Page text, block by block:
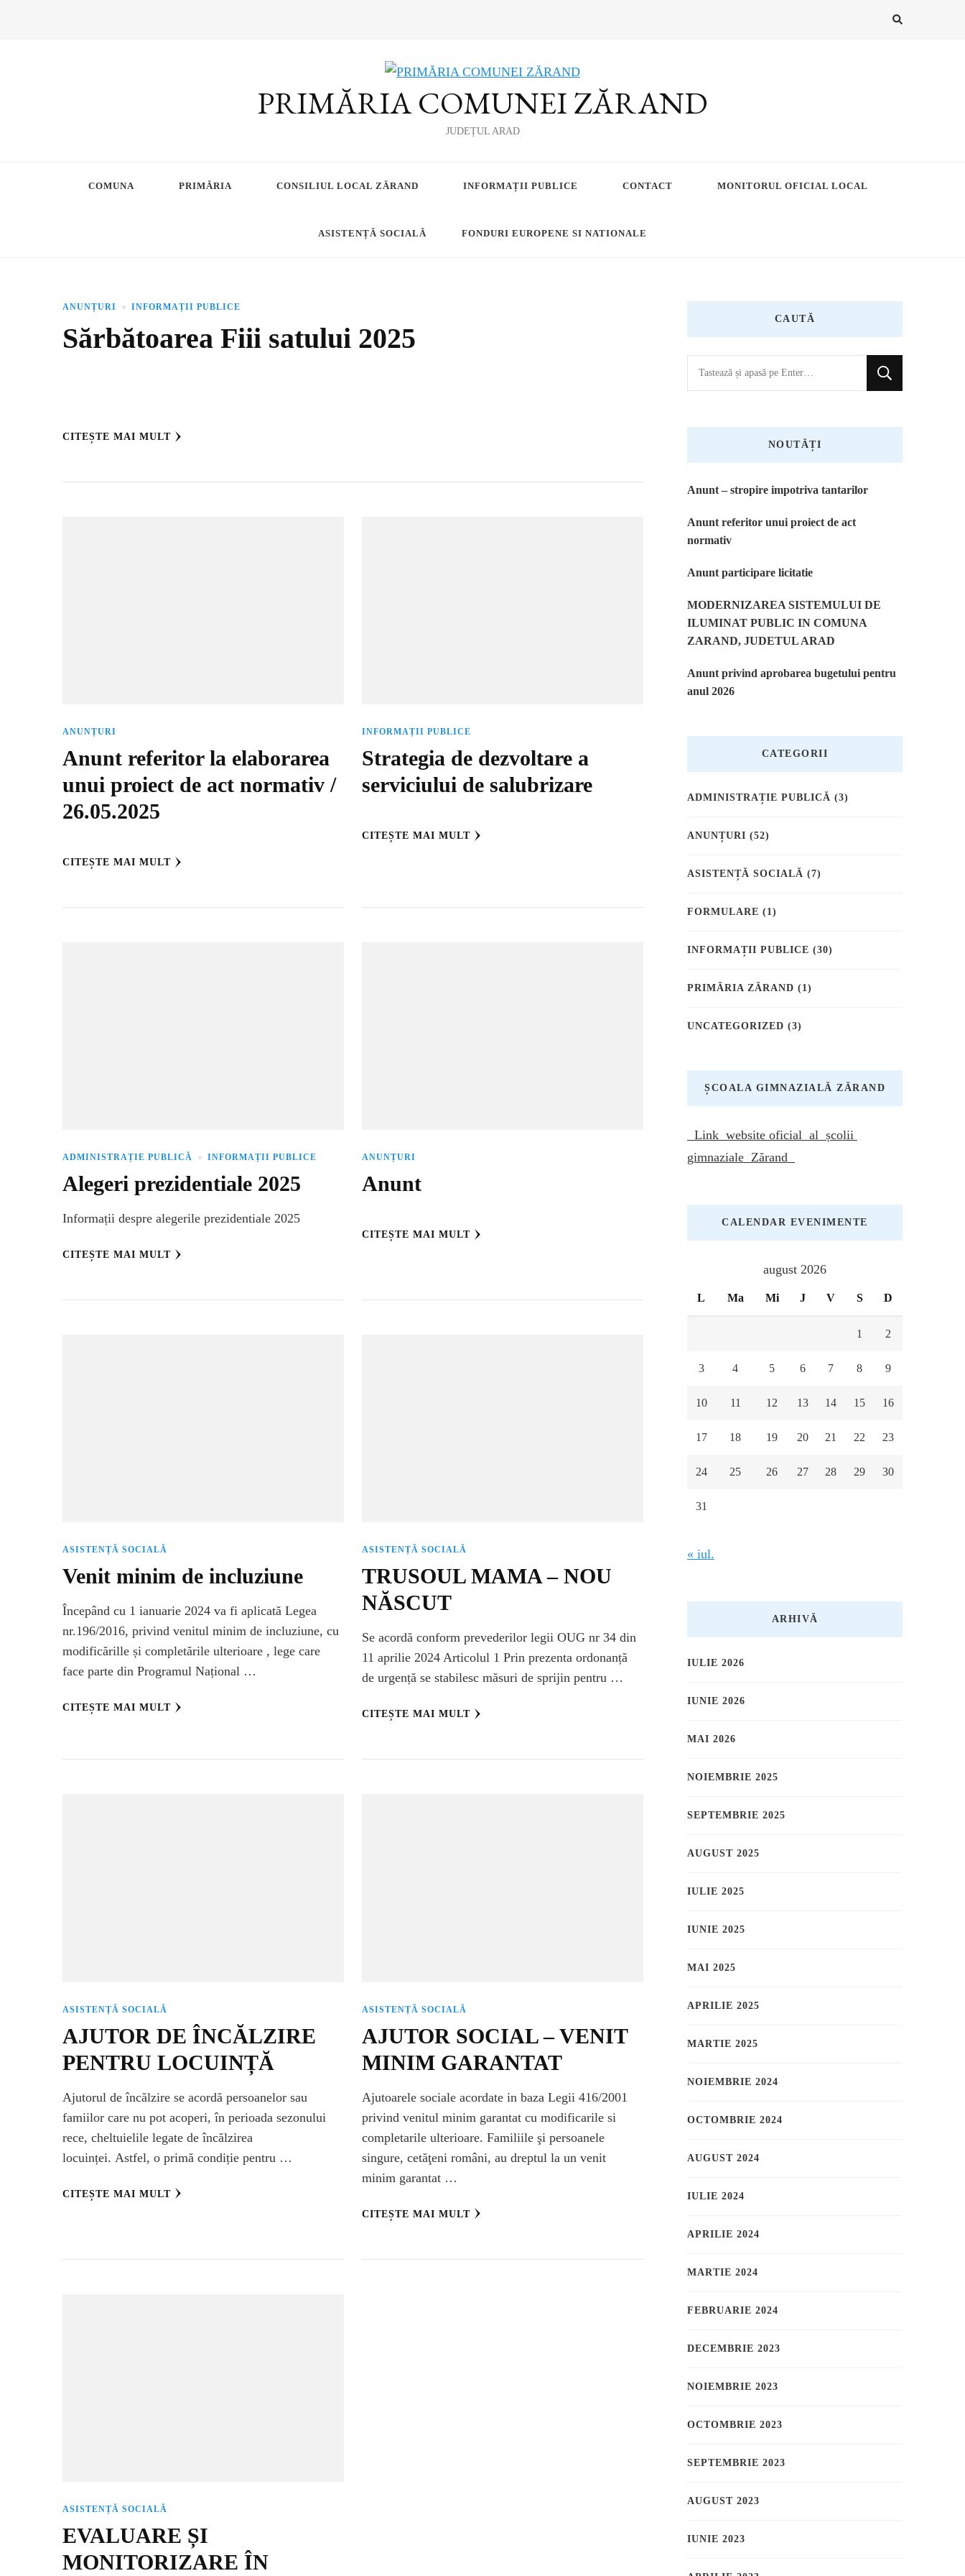
PRIMĂRIA COMUNEI ZĂRAND
JUDEȚUL ARAD
COMUNA PRIMĂRIA CONSILIUL LOCAL ZĂRAND INFORMAȚII PUBLICE CONTACT MONITORUL OFICIAL LOCAL
ASISTENȚĂ SOCIALĂ FONDURI EUROPENE SI NATIONALE
ANUNȚURI INFORMAȚII PUBLICE
Sărbătoarea Fiii satului 2025
CITEȘTE MAI MULT
ANUNȚURI
Anunt referitor la elaborarea
unui proiect de act normativ /
26.05.2025
CITEȘTE MAI MULT
INFORMAȚII PUBLICE
Strategia de dezvoltare a
serviciului de salubrizare
CITEȘTE MAI MULT
ADMINISTRAȚIE PUBLICĂ INFORMAȚII PUBLICE
Alegeri prezidentiale 2025
Informații despre alegerile prezidentiale 2025
CITEȘTE MAI MULT
ANUNȚURI
Anunt
CITEȘTE MAI MULT
ASISTENȚĂ SOCIALĂ
Venit minim de incluziune
Începând cu 1 ianuarie 2024 va fi aplicată Legea
nr.196/2016, privind venitul minim de incluziune, cu
modificărille și completările ulterioare , lege care
face parte din Programul Național …
CITEȘTE MAI MULT
ASISTENȚĂ SOCIALĂ
TRUSOUL MAMA – NOU
NĂSCUT
Se acordă conform prevederilor legii OUG nr 34 din
11 aprilie 2024 Articolul 1 Prin prezenta ordonanță
de urgență se stabilesc măsuri de sprijin pentru …
CITEȘTE MAI MULT
ASISTENȚĂ SOCIALĂ
AJUTOR DE ÎNCĂLZIRE
PENTRU LOCUINȚĂ
Ajutorul de încălzire se acordă persoanelor sau
famiilor care nu pot acoperi, în perioada sezonului
rece, cheltuielile legate de încălzirea
locuinței. Astfel, o primă condiție pentru …
CITEȘTE MAI MULT
ASISTENȚĂ SOCIALĂ
AJUTOR SOCIAL – VENIT
MINIM GARANTAT
Ajutoarele sociale acordate in baza Legii 416/2001
privind venitul minim garantat cu modificarile si
completarile ulterioare. Familiile şi persoanele
singure, cetăţeni români, au dreptul la un venit
minim garantat …
CITEȘTE MAI MULT
ASISTENȚĂ SOCIALĂ
EVALUARE ȘI
MONITORIZARE ÎN
CAUTĂ
Cauți
ceva?
NOUTĂȚI
Anunt – stropire impotriva tantarilor
Anunt referitor unui proiect de act
normativ
Anunt participare licitatie
MODERNIZAREA SISTEMULUI DE
ILUMINAT PUBLIC IN COMUNA
ZARAND, JUDETUL ARAD
Anunt privind aprobarea bugetului pentru
anul 2026
CATEGORII
ADMINISTRAȚIE PUBLICĂ (3)
ANUNȚURI (52)
ASISTENȚĂ SOCIALĂ (7)
FORMULARE (1)
INFORMAȚII PUBLICE (30)
PRIMĂRIA ZĂRAND (1)
UNCATEGORIZED (3)
ȘCOALA GIMNAZIALĂ ZĂRAND
Link website oficial al școlii
gimnaziale Zărand
CALENDAR EVENIMENTE
august 2026
L Ma Mi J V S D
1 2
3 4 5 6 7 8 9
10 11 12 13 14 15 16
17 18 19 20 21 22 23
24 25 26 27 28 29 30
31
« iul.
ARHIVĂ
IULIE 2026
IUNIE 2026
MAI 2026
NOIEMBRIE 2025
SEPTEMBRIE 2025
AUGUST 2025
IULIE 2025
IUNIE 2025
MAI 2025
APRILIE 2025
MARTIE 2025
NOIEMBRIE 2024
OCTOMBRIE 2024
AUGUST 2024
IULIE 2024
APRILIE 2024
MARTIE 2024
FEBRUARIE 2024
DECEMBRIE 2023
NOIEMBRIE 2023
OCTOMBRIE 2023
SEPTEMBRIE 2023
AUGUST 2023
IUNIE 2023